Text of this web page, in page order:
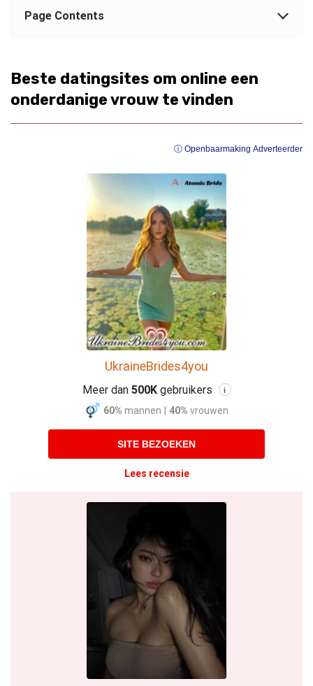
Page Contents
Beste datingsites om online een
onderdanige vrouw te vinden
ⓘ Openbaarmaking Adverteerder
UkraineBrides4you
Meer dan 500Kgebruikers i
60% mannen 40% vrouwen
SITE BEZOEKEN
Lees recensie